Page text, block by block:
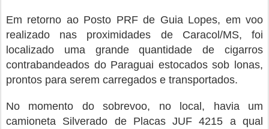
Em retorno ao Posto PRF de Guia Lopes, em voo
realizado nas proximidades de Caracol/MS, foi
localizado uma grande quantidade de cigarros
contrabandeados do Paraguai estocados sob lonas,
prontos para serem carregados e transportados.
No momento do sobrevoo, no local, havia um
camioneta Silverado de Placas JUF 4215 a qual